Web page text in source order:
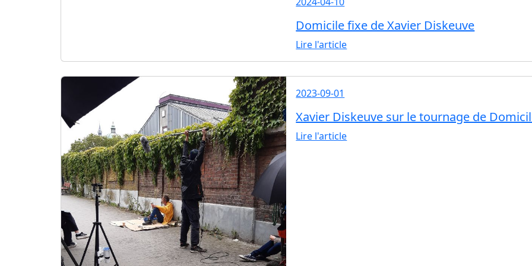
Domicile fixe de Xavier Diskeuve
Lire l'article
2023-09-01
Xavier Diskeuve sur le tournage de
Lire l'article